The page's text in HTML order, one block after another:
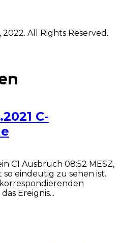
All Rights Reserved.
C-
C1 Ausbruch 08:52 MESZ,
eindeutig zu sehen ist.
Ereignis...